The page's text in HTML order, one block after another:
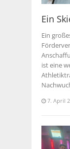
Ein
Ein
ist eine
7. April